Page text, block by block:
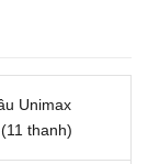
Unimax
thanh)